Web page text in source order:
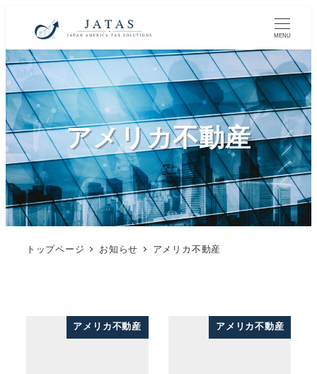
MENU
アメリカ不動産
トップページ お知らせ アメリカ不動産
アメリカ不動産 アメリカ不動産